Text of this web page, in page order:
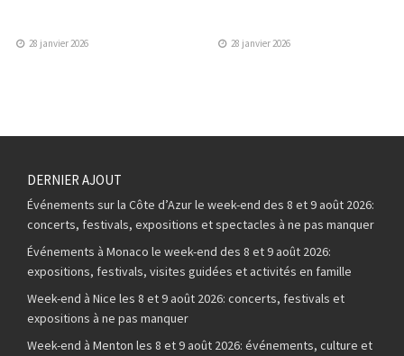
28 janvier 2026 28 janvier 2026
DERNIER AJOUT
Événements sur la Côte d’Azur le week-end des 8 et 9 août 2026:
concerts, festivals, expositions et spectacles à ne pas manquer
Événements à Monaco le week-end des 8 et 9 août 2026:
expositions, festivals, visites guidées et activités en famille
Week-end à Nice les 8 et 9 août 2026: concerts, festivals et
expositions à ne pas manquer
Week-end à Menton les 8 et 9 août 2026: événements, culture et